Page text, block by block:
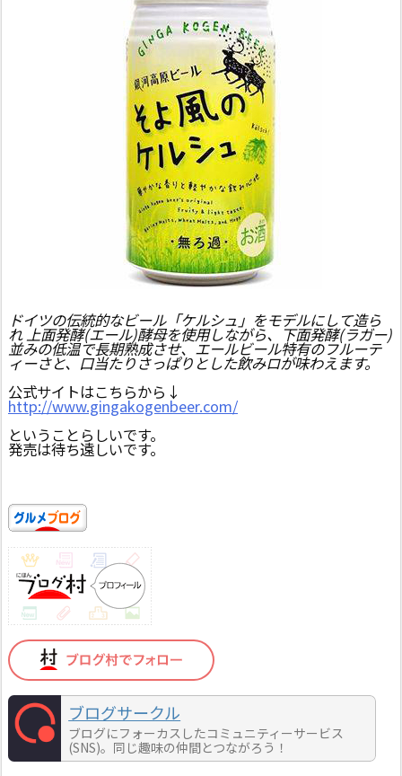
ドイツの伝統的なビール「ケルシュ」をモデルにして造ら
れ 上面発酵(エール)酵母を使用しながら、下面発酵(ラガー)
並みの低温で長期熟成させ、エールビール特有のフルーテ
ィーさと、口当たりさっぱりとした飲みロが味わえます。
公式サイトはこちらから↓
http://www.gingakogenbeer.com/
ということらしいです。
発売は待ち遠しいです。
ブログサークル
ブログにフォーカスしたコミュニティーサービス
(SNS)。同じ趣味の仲間とつながろう！